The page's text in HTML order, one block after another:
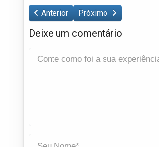
Anterior Próximo
Deixe um comentário